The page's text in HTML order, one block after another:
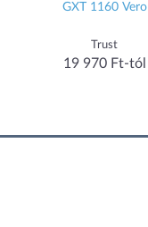
GXT 1160 Vero
Trust
19 970 Ft-tól